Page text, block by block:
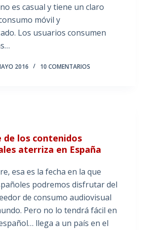
es casual y tiene un claro
móvil y
Los usuarios consumen
2016 10 COMENTARIOS
de los contenidos
aterriza en España
esa es la fecha en la que
podremos disfrutar del
de consumo audiovisual
Pero no lo tendrá fácil en
llega a un país en el